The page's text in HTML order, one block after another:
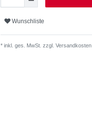
Wunschliste
* inkl. ges. MwSt. zzgl. Versandkosten